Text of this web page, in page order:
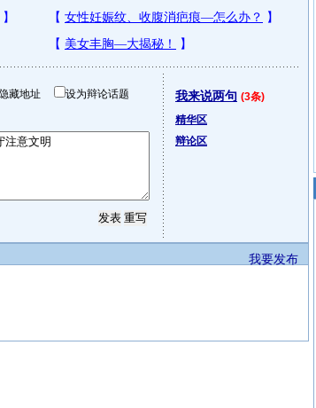
藏地址 设为辩论话题 我来说两句 (3条)
精华区
辩论区
我要发布